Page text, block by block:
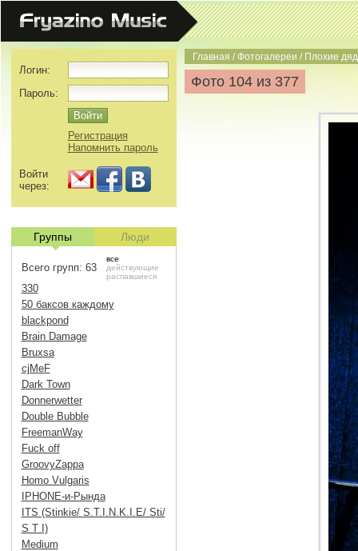
Главная /Фотогалереи / Плохие
Фото 104 из 377
Логин:
Пароль:
Регистрация
Напомнить пароль
Войти
через:
Группы Люди
Всего групп: 63
все
действующие
распавшиеся
330
50 баксов каждому
blackpond
Brain Damage
Bruxsa
cjMeF
Dark Town
Donnerwetter
Double Bubble
FreemanWay
Fuck off
GroovyZappa
Homo Vulgaris
IPHONE-и-Рында
ITS (Stinkie/ S.T.I.N.K.I.E/ Sti/
S T I)
Medium